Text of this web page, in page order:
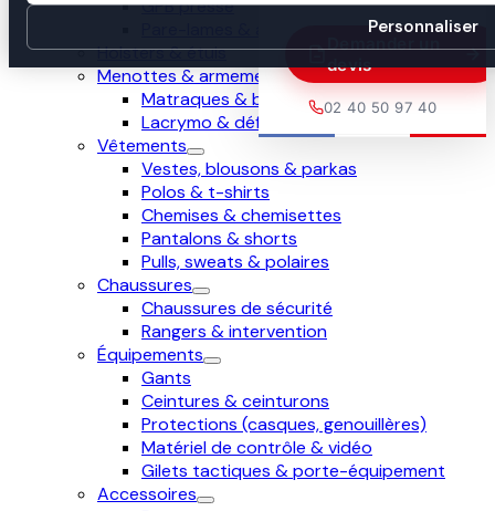
Personnaliser
Demander un
devis
02 40 50 97 40
GPB presse
Holsters & étuis
Menottes & armement
Matraques & bâtons
Lacrymo & défense
Vêtements
Vestes, blousons & parkas
Polos & t-shirts
Chemises & chemisettes
Pantalons & shorts
Pulls, sweats & polaires
Chaussures
Chaussures de sécurité
Rangers & intervention
Équipements
Gants
Ceintures & ceinturons
Protections (casques, genouillères)
Matériel de contrôle & vidéo
Gilets tactiques & porte-équipement
Accessoires